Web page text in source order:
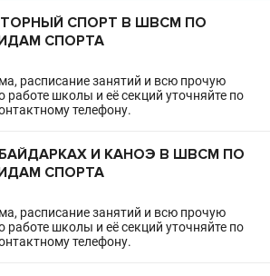
СПОРТ В ШВСМ ПО
СПОРТА
расписание занятий и всю прочую
школы и её секций уточняйте по
телефону.
БАЙДАРКАХ И КАНОЭ В ШВСМ ПО
СПОРТА
расписание занятий и всю прочую
школы и её секций уточняйте по
телефону.